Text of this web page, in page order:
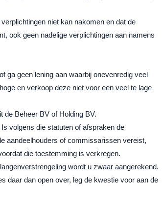
niet kan nakomen en dat de
ook geen nadelige verplichtingen aan namens
ga geen lening aan waarbij onevenredig veel
en verkoop deze niet voor een veel te lage
de Beheer BV of Holding BV.
volgens die statuten of afspraken de
aandeelhouders of commissarissen vereist,
die toestemming is verkregen.
wordt u zwaar aangerekend.
daar dan open over, leg de kwestie voor aan de